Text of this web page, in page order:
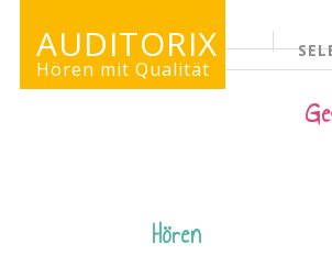
AUDITORIX
Hören mit Qualität
Hören